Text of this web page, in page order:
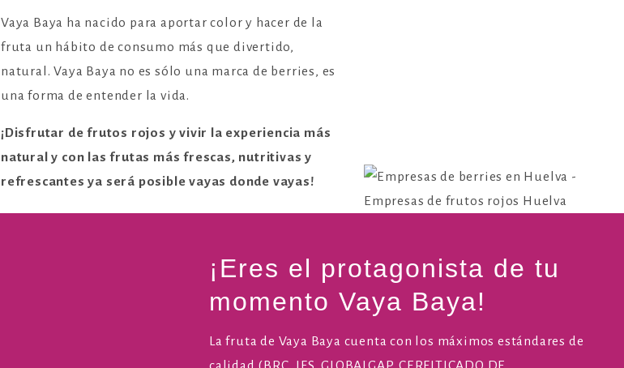
Vaya Baya ha nacido para aportar color y hacer de la
fruta un hábito de consumo más que divertido,
natural. Vaya Baya no es sólo una marca de berries, es
una forma de entender la vida.
¡Disfrutar de frutos rojos y vivir la experiencia más
natural y con las frutas más frescas, nutritivas y
refrescantes ya será posible vayas donde vayas!
¡Eres el protagonista de tu
momento Vaya Baya!
La fruta de Vaya Baya cuenta con los máximos estándares de